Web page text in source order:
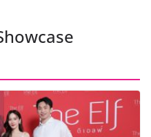
น แต่ยังเตรียมพวก
ใหญ่แห่งปี พบ CEO
ยทอดวิสัยทัศน์ธุรกิจ
“โชค รถแห่” ยกวง